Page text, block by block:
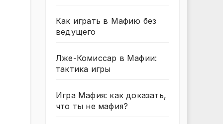
Как играть в Мафию без
ведущего
Лже-Комиссар в Мафии:
тактика игры
Игра Мафия: как доказать,
что ты не мафия?